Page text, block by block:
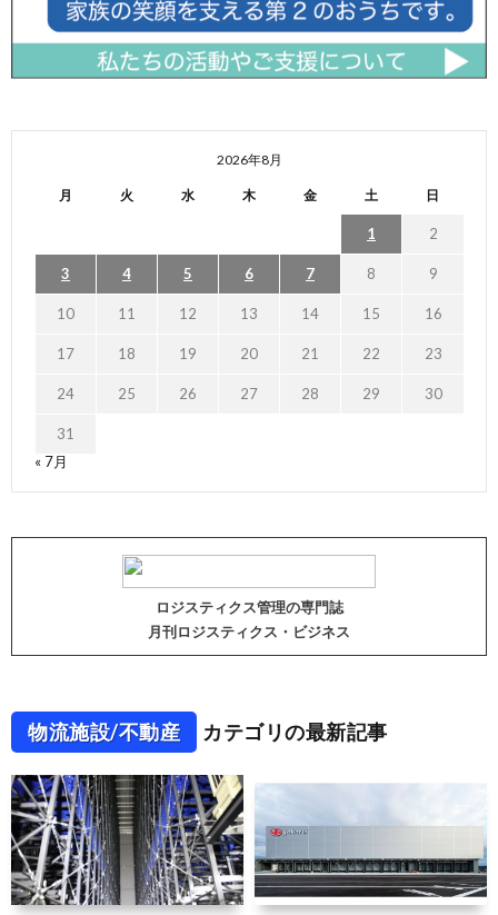
2026年8月
月 火 水 木 金 土 日
1 2
3 4 5 6 7 8 9
10 11 12 13 14 15 16
17 18 19 20 21 22 23
24 25 26 27 28 29 30
31
« 7月
ロジスティクス管理の専門誌
月刊ロジスティクス・ビジネス
物流施設/不動産 カテゴリの最新記事